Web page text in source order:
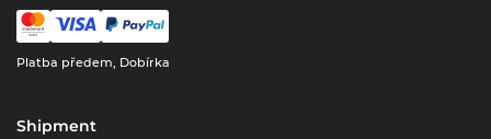
Platba předem, Dobírka
Shipment